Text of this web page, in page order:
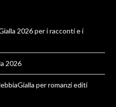
2026 per i racconti e i
2026
per romanzi editi